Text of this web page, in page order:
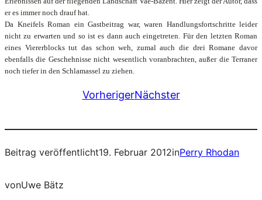
er es immer noch drauf hat.
Da Kneifels Roman ein Gastbeitrag war, waren Handlungsfortschritte leider
nicht zu erwarten und so ist es dann auch eingetreten. Für den letzten Roman
eines Viererblocks tut das schon weh, zumal auch die drei Romane davor
ebenfalls die Geschehnisse nicht wesentlich voranbrachten, außer die Terraner
noch tiefer in den Schlamassel zu ziehen.
VorherigerNächster
Beitrag veröffentlicht19. Februar 2012inPerry Rhodan
vonUwe Bätz